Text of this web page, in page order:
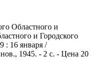
Областного и
и Городского
: 16 января /
1945. - 2 с. - Цена 20